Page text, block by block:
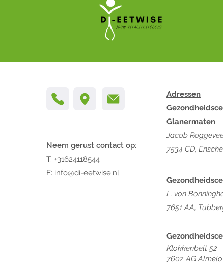
Neem gerust contact op:
T: +31624118544
E: info@di-eetwise.nl
Adressen
Glanermaten
Jacob
7534 CD,
L. von
7651 AA,
Klokkenbelt 52
7602 AG Almelo